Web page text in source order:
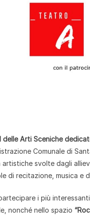
delle Arti Sceniche
Comunale di
svolte dagli
di recitazione, musica e
i più
nonché nello spazio